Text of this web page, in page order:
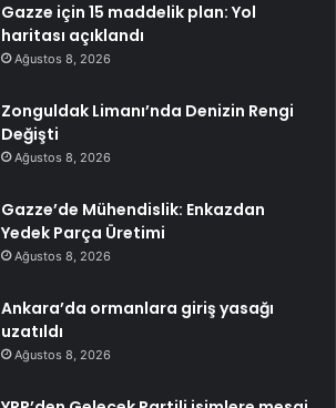
Gazze için 15 maddelik plan: Yol
haritası açıklandı
Ağustos 8, 2026
Zonguldak Limanı’nda Denizin Rengi
Değişti
Ağustos 8, 2026
Gazze’de Mühendislik: Enkazdan
Yedek Parça Üretimi
Ağustos 8, 2026
Ankara’da ormanlara giriş yasağı
uzatıldı
Ağustos 8, 2026